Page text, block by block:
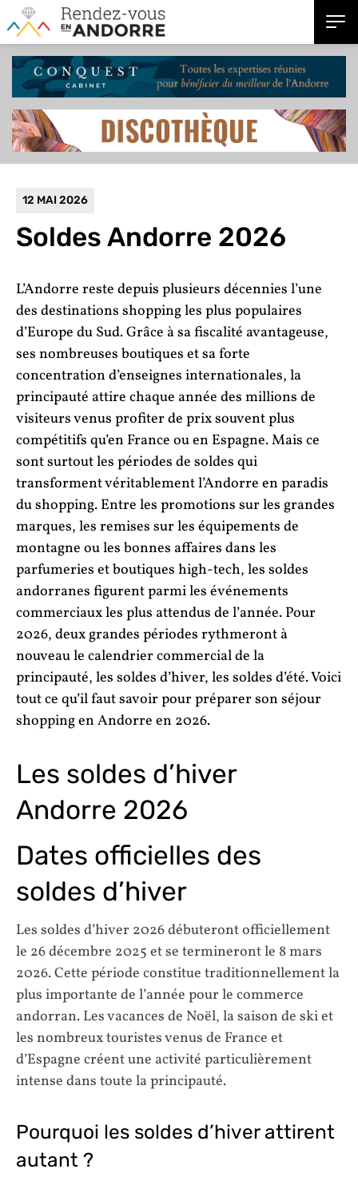
12 MAI 2026
Soldes Andorre 2026
L’Andorre reste depuis plusieurs décennies l’une
des destinations shopping les plus populaires
d’Europe du Sud. Grâce à sa fiscalité avantageuse,
ses nombreuses boutiques et sa forte
concentration d’enseignes internationales, la
principauté attire chaque année des millions de
visiteurs venus profiter de prix souvent plus
compétitifs qu’en France ou en Espagne. Mais ce
sont surtout les périodes de soldes qui
transforment véritablement l’Andorre en paradis
du shopping. Entre les promotions sur les grandes
marques, les remises sur les équipements de
montagne ou les bonnes affaires dans les
parfumeries et boutiques high-tech, les soldes
andorranes figurent parmi les événements
commerciaux les plus attendus de l’année. Pour
2026, deux grandes périodes rythmeront à
nouveau le calendrier commercial de la
principauté, les soldes d’hiver, les soldes d’été. Voici
tout ce qu’il faut savoir pour préparer son séjour
shopping en Andorre en 2026.
Les soldes d’hiver
Andorre 2026
Dates officielles des
soldes d’hiver
Les soldes d’hiver 2026 débuteront officiellement
le 26 décembre 2025 et se termineront le 8 mars
2026. Cette période constitue traditionnellement la
plus importante de l’année pour le commerce
andorran. Les vacances de Noël, la saison de ski et
les nombreux touristes venus de France et
d’Espagne créent une activité particulièrement
intense dans toute la principauté.
Pourquoi les soldes d’hiver attirent
autant ?